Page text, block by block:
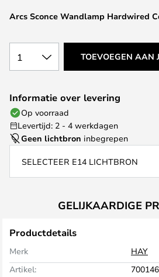
gallerij
Arcs Sconce Wandlamp Hardwired
1 TOEVOEGEN AAN
Informatie over levering
Op voorraad
Levertijd: 2 - 4 werkdagen
Geen lichtbron inbegrepen
SELECTEER E14 LICHTBRON
GELIJKAARDIGE
Productdetails
Merk
HAY
Artikel: